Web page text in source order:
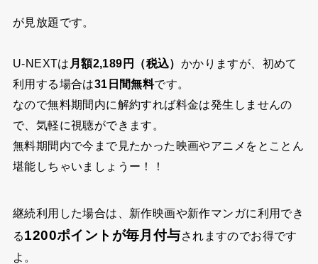
が見放題です。
U-NEXTは 月額2,189円（税込） かかりますが、初めて
利用する場合は31日間無料です。
なので無料期間内に解約すれば料金は発生しませんの
で、気軽に視聴ができます。
無料期間内で今まで見たかった映画やアニメをとことん
堪能しちゃいましょうー！！
継続利用した場合は、新作映画や新作マンガに利用でき
る1200ポイントが毎月付与されますのでお得です
よ。